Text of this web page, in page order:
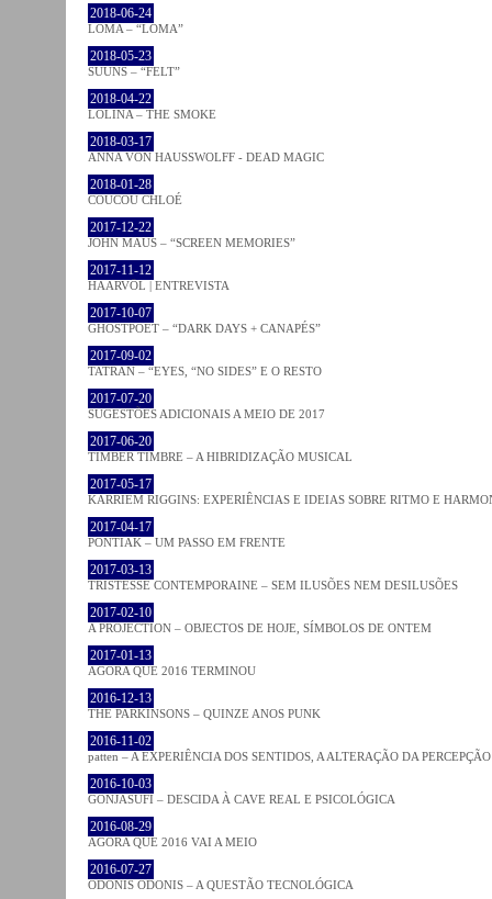
2018-06-24
LOMA – “LOMA”
2018-05-23
SUUNS – “FELT”
2018-04-22
LOLINA – THE SMOKE
2018-03-17
ANNA VON HAUSSWOLFF - DEAD MAGIC
2018-01-28
COUCOU CHLOÉ
2017-12-22
JOHN MAUS – “SCREEN MEMORIES”
2017-11-12
HAARVÖL | ENTREVISTA
2017-10-07
GHOSTPOET – “DARK DAYS + CANAPÉS”
2017-09-02
TATRAN – “EYES, “NO SIDES” E O RESTO
2017-07-20
SUGESTÕES ADICIONAIS A MEIO DE 2017
2017-06-20
TIMBER TIMBRE – A HIBRIDIZAÇÃO MUSICAL
2017-05-17
KARRIEM RIGGINS: EXPERIÊNCIAS E IDEIAS SOBRE RITMO E
2017-04-17
PONTIAK – UM PASSO EM FRENTE
2017-03-13
TRISTESSE CONTEMPORAINE – SEM ILUSÕES NEM DESILUSÕES
2017-02-10
A PROJECTION – OBJECTOS DE HOJE, SÍMBOLOS DE ONTEM
2017-01-13
AGORA QUE 2016 TERMINOU
2016-12-13
THE PARKINSONS – QUINZE ANOS PUNK
2016-11-02
patten – A EXPERIÊNCIA DOS SENTIDOS, A ALTERAÇÃO DA PERCEPÇÃO
2016-10-03
GONJASUFI – DESCIDA À CAVE REAL E PSICOLÓGICA
2016-08-29
AGORA QUE 2016 VAI A MEIO
2016-07-27
ODONIS ODONIS – A QUESTÃO TECNOLÓGICA